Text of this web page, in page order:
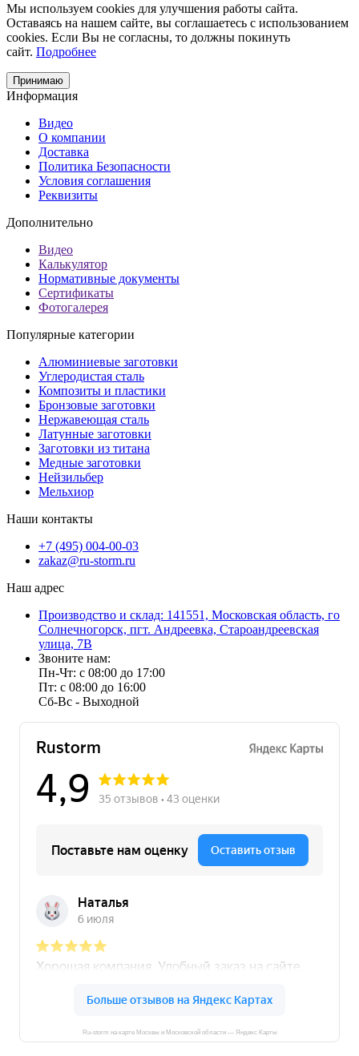
Мы используем cookies для улучшения работы сайта.
Оставаясь на нашем сайте, вы соглашаетесь с использованием
cookies. Если Вы не согласны, то должны покинуть
сайт. Подробнее
Принимаю
Информация
Видео
О компании
Доставка
Политика Безопасности
Условия соглашения
Реквизиты
Дополнительно
Видео
Калькулятор
Нормативные документы
Сертификаты
Фотогалерея
Популярные категории
Алюминиевые заготовки
Углеродистая сталь
Композиты и пластики
Бронзовые заготовки
Нержавеющая сталь
Латунные заготовки
Заготовки из титана
Медные заготовки
Нейзильбер
Мельхиор
Наши контакты
+7 (495) 004-00-03
zakaz@ru-storm.ru
Наш адрес
Производство и склад: 141551, Московская область, го
Солнечногорск, пгт. Андреевка, Староандреевская
улица, 7В
Звоните нам:
Пн-Чт: с 08:00 до 17:00
Пт: с 08:00 до 16:00
Сб-Вс - Выходной
Ru-storm на карте Москвы и Московской области — Яндекс Карты